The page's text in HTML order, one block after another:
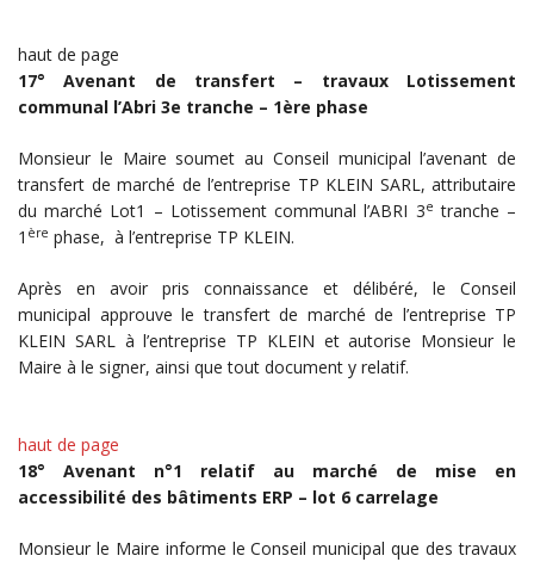
haut de page
17° Avenant de transfert – travaux Lotissement
communal l’Abri 3e tranche – 1ère phase
Monsieur le Maire soumet au Conseil municipal l’avenant de
transfert de marché de l’entreprise TP KLEIN SARL, attributaire
du marché Lot1 – Lotissement communal l’ABRI 3e tranche –
1 ère phase, à l’entreprise TP KLEIN.
Après en avoir pris connaissance et délibéré, le Conseil
municipal approuve le transfert de marché de l’entreprise TP
KLEIN SARL à l’entreprise TP KLEIN et autorise Monsieur le
Maire à le signer, ainsi que tout document y relatif.
haut de page
18° Avenant n°1 relatif au marché de mise en
accessibilité des bâtiments ERP – lot 6 carrelage
Monsieur le Maire informe le Conseil municipal que des travaux